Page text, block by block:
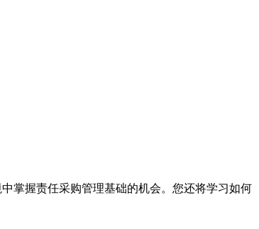
掌握责任采购管理基础的机会。您还将学习如何